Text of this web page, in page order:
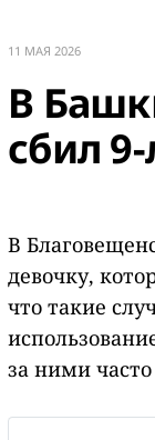
11 МАЯ 2026
В
сбил
В
девочку,
что такие
за ними